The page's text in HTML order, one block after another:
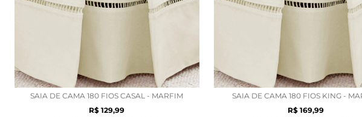
SAIA DE CAMA 180 FIOS CASAL - MARFIM
R$ 129,99
SAIA DE CAMA 180 FIOS KING -
R$ 169,99